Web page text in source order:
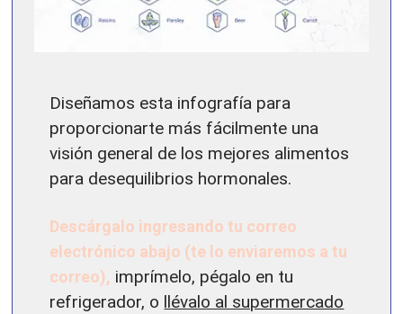
Diseñamos esta infografía para
proporcionarte más fácilmente una
visión general de los mejores alimentos
para desequilibrios hormonales.
Descárgalo ingresando tu correo
electrónico abajo (te lo enviaremos a tu
correo), imprímelo, pégalo en tu
refrigerador, o llévalo al supermercado